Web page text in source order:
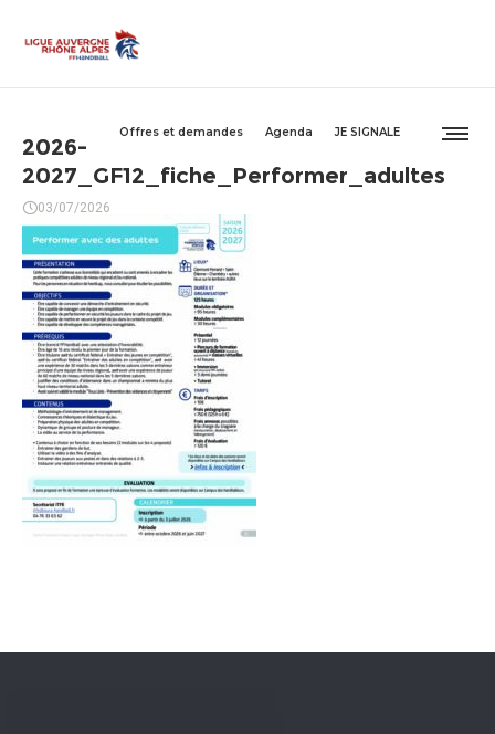
Offres et demandes Agenda JE SIGNALE
2026-
2027_GF12_fiche_Performer_adultes
03/07/2026